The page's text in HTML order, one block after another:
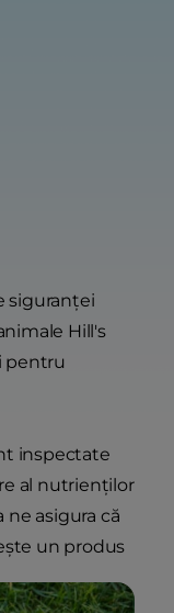
siguranței
Hill's
pentru
inspectate
al nutrienților
asigura că
un produs